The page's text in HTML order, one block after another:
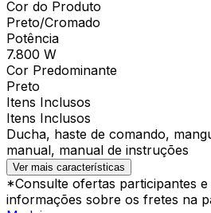
Cor do Produto
Preto/Cromado
Potência
7.800 W
Cor Predominante
Preto
Itens Inclusos
Itens Inclusos
Ducha, haste de comando,
manual, manual de instruções
Ver mais características
*Consulte ofertas participantes e
informações sobre os fretes na